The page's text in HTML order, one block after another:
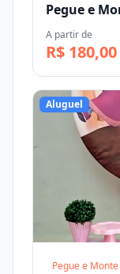
Pegue e
A partir de
R$ 180,00
Aluguel
Pegue e Monte